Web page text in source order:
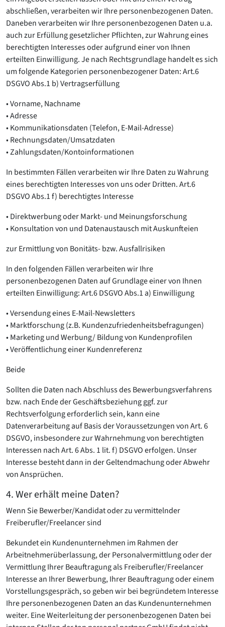
abschließen, verarbeiten wir Ihre personenbezogenen Daten.
Daneben verarbeiten wir Ihre personenbezogenen Daten u.a.
auch zur Erfüllung gesetzlicher Pflichten, zur Wahrung eines
berechtigten Interesses oder aufgrund einer von Ihnen
erteilten Einwilligung. Je nach Rechtsgrundlage handelt es sich
um folgende Kategorien personenbezogener Daten: Art.6
DSGVO Abs.1 b) Vertragserfüllung
• Vorname, Nachname
• Adresse
• Kommunikationsdaten (Telefon, E-Mail-Adresse)
• Rechnungsdaten/Umsatzdaten
• Zahlungsdaten/Kontoinformationen
In bestimmten Fällen verarbeiten wir Ihre Daten zu Wahrung
eines berechtigten Interesses von uns oder Dritten. Art.6
DSGVO Abs.1 f) berechtigtes Interesse
• Direktwerbung oder Markt- und Meinungsforschung
• Konsultation von und Datenaustausch mit Auskunfteien
zur Ermittlung von Bonitäts- bzw. Ausfallrisiken
In den folgenden Fällen verarbeiten wir Ihre
personenbezogenen Daten auf Grundlage einer von Ihnen
erteilten Einwilligung: Art.6 DSGVO Abs.1 a) Einwilligung
• Versendung eines E-Mail-Newsletters
• Marktforschung (z.B. Kundenzufriedenheitsbefragungen)
• Marketing und Werbung/ Bildung von Kundenprofilen
• Veröffentlichung einer Kundenreferenz
Beide
Sollten die Daten nach Abschluss des Bewerbungsverfahrens
bzw. nach Ende der Geschäftsbeziehung ggf. zur
Rechtsverfolgung erforderlich sein, kann eine
Datenverarbeitung auf Basis der Voraussetzungen von Art. 6
DSGVO, insbesondere zur Wahrnehmung von berechtigten
Interessen nach Art. 6 Abs. 1 lit. f) DSGVO erfolgen. Unser
Interesse besteht dann in der Geltendmachung oder Abwehr
von Ansprüchen.
4. Wer erhält meine Daten?
Wenn Sie Bewerber/Kandidat oder zu vermittelnder
Freiberufler/Freelancer sind
Bekundet ein Kundenunternehmen im Rahmen der
Arbeitnehmerüberlassung, der Personalvermittlung oder der
Vermittlung Ihrer Beauftragung als Freiberufler/Freelancer
Interesse an Ihrer Bewerbung, Ihrer Beauftragung oder einem
Vorstellungsgespräch, so geben wir bei begründetem Interesse
Ihre personenbezogenen Daten an das Kundenunternehmen
weiter. Eine Weiterleitung der personenbezogenen Daten bei